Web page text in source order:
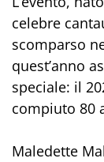
celebre
scomparso
quest’anno
speciale: il
compiuto 80
Maledette